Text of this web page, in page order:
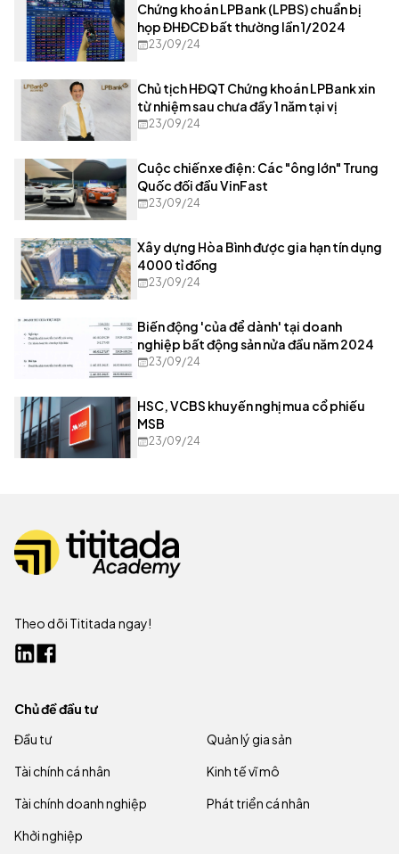
Chứng khoán LPBank (LPBS) chuẩn bị
họp ĐHĐCĐ bất thường lần 1/2024
23/09/24
Chủ tịch HĐQT Chứng khoán LPBank xin
từ nhiệm sau chưa đầy 1 năm tại vị
23/09/24
Cuộc chiến xe điện: Các "ông lớn" Trung
Quốc đối đầu VinFast
23/09/24
Xây dựng Hòa Bình được gia hạn tín dụng
4000 tỉ đồng
23/09/24
Biến động 'của để dành' tại doanh
nghiệp bất động sản nửa đầu năm 2024
23/09/24
HSC, VCBS khuyến nghị mua cổ phiếu
MSB
23/09/24
Theo dõi Tititada ngay!
Chủ đề đầu tư
Đầu tư
Quản lý gia sản
Tài chính cá nhân
Kinh tế vĩ mô
Tài chính doanh nghiệp
Phát triển cá nhân
Khởi nghiệp